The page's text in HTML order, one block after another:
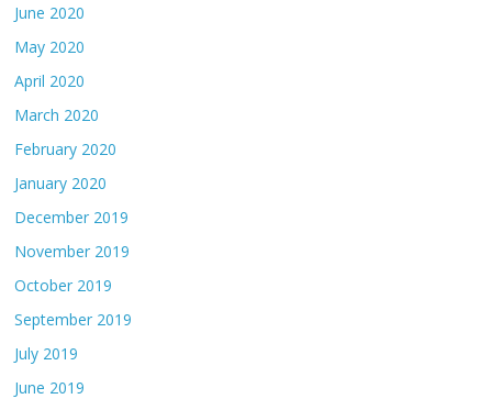
June 2020
May 2020
April 2020
March 2020
February 2020
January 2020
December 2019
November 2019
October 2019
September 2019
July 2019
June 2019